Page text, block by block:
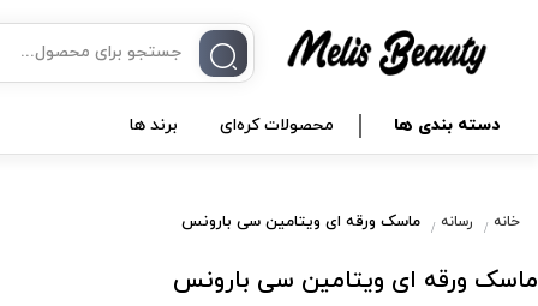
دسته بندی ها محصولات کره‌ای برند ها
خانه رسانه ماسک ورقه ای ویتامین سی بارونس
ماسک ورقه ای ویتامین سی بارونس